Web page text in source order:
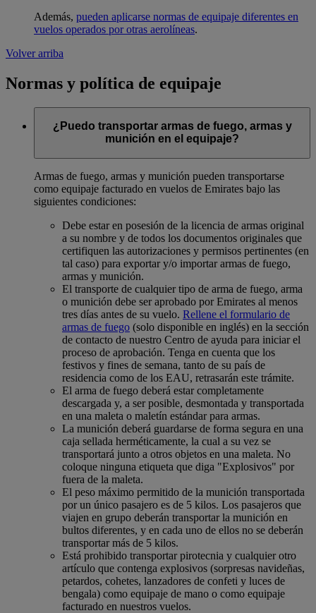
Además, pueden aplicarse normas de equipaje diferentes en
vuelos operados por otras aerolíneas.
Volver arriba
Normas y política de equipaje
¿Puedo transportar armas de fuego, armas y
munición en el equipaje?
Armas de fuego, armas y munición pueden transportarse
como equipaje facturado en vuelos de Emirates bajo las
siguientes condiciones:
Debe estar en posesión de la licencia de armas original
a su nombre y de todos los documentos originales que
certifiquen las autorizaciones y permisos pertinentes (en
tal caso) para exportar y/o importar armas de fuego,
armas y munición.
El transporte de cualquier tipo de arma de fuego, arma
o munición debe ser aprobado por Emirates al menos
tres días antes de su vuelo. Rellene el formulario de
armas de fuego (solo disponible en inglés) en la sección
de contacto de nuestro Centro de ayuda para iniciar el
proceso de aprobación. Tenga en cuenta que los
festivos y fines de semana, tanto de su país de
residencia como de los EAU, retrasarán este trámite.
El arma de fuego deberá estar completamente
descargada y, a ser posible, desmontada y transportada
en una maleta o maletín estándar para armas.
La munición deberá guardarse de forma segura en una
caja sellada herméticamente, la cual a su vez se
transportará junto a otros objetos en una maleta. No
coloque ninguna etiqueta que diga "Explosivos" por
fuera de la maleta.
El peso máximo permitido de la munición transportada
por un único pasajero es de 5 kilos. Los pasajeros que
viajen en grupo deberán transportar la munición en
bultos diferentes, y en cada uno de ellos no se deberán
transportar más de 5 kilos.
Está prohibido transportar pirotecnia y cualquier otro
artículo que contenga explosivos (sorpresas navideñas,
petardos, cohetes, lanzadores de confeti y luces de
bengala) como equipaje de mano o como equipaje
facturado en nuestros vuelos.